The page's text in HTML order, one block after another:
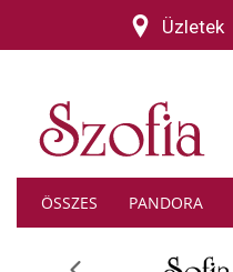
Üzletek
ÖSSZES PANDORA